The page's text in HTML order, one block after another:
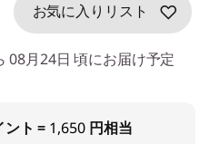
お気に入りリスト
08月24日 頃にお届け予定
ント = 1,650 円相当